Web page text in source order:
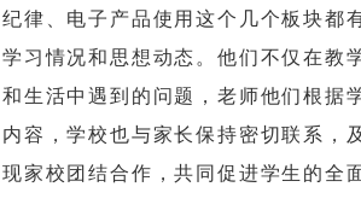
、电子产品使用这个几个板块都
习情况和思想动态。他们不仅在教
生活中遇到的问题，老师他们根据
容，学校也与家长保持密切联系，
家校团结合作，共同促进学生的全